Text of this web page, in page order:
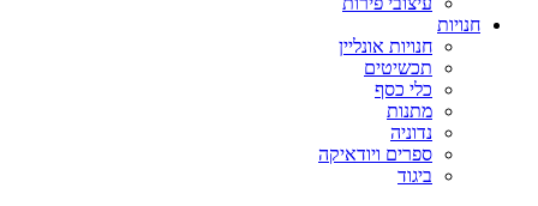
חנויות
חנויות אונליין
תכשיטים
כלי כסף
מתנות
נדוניה
ספרים ויודאיקה
ביגוד